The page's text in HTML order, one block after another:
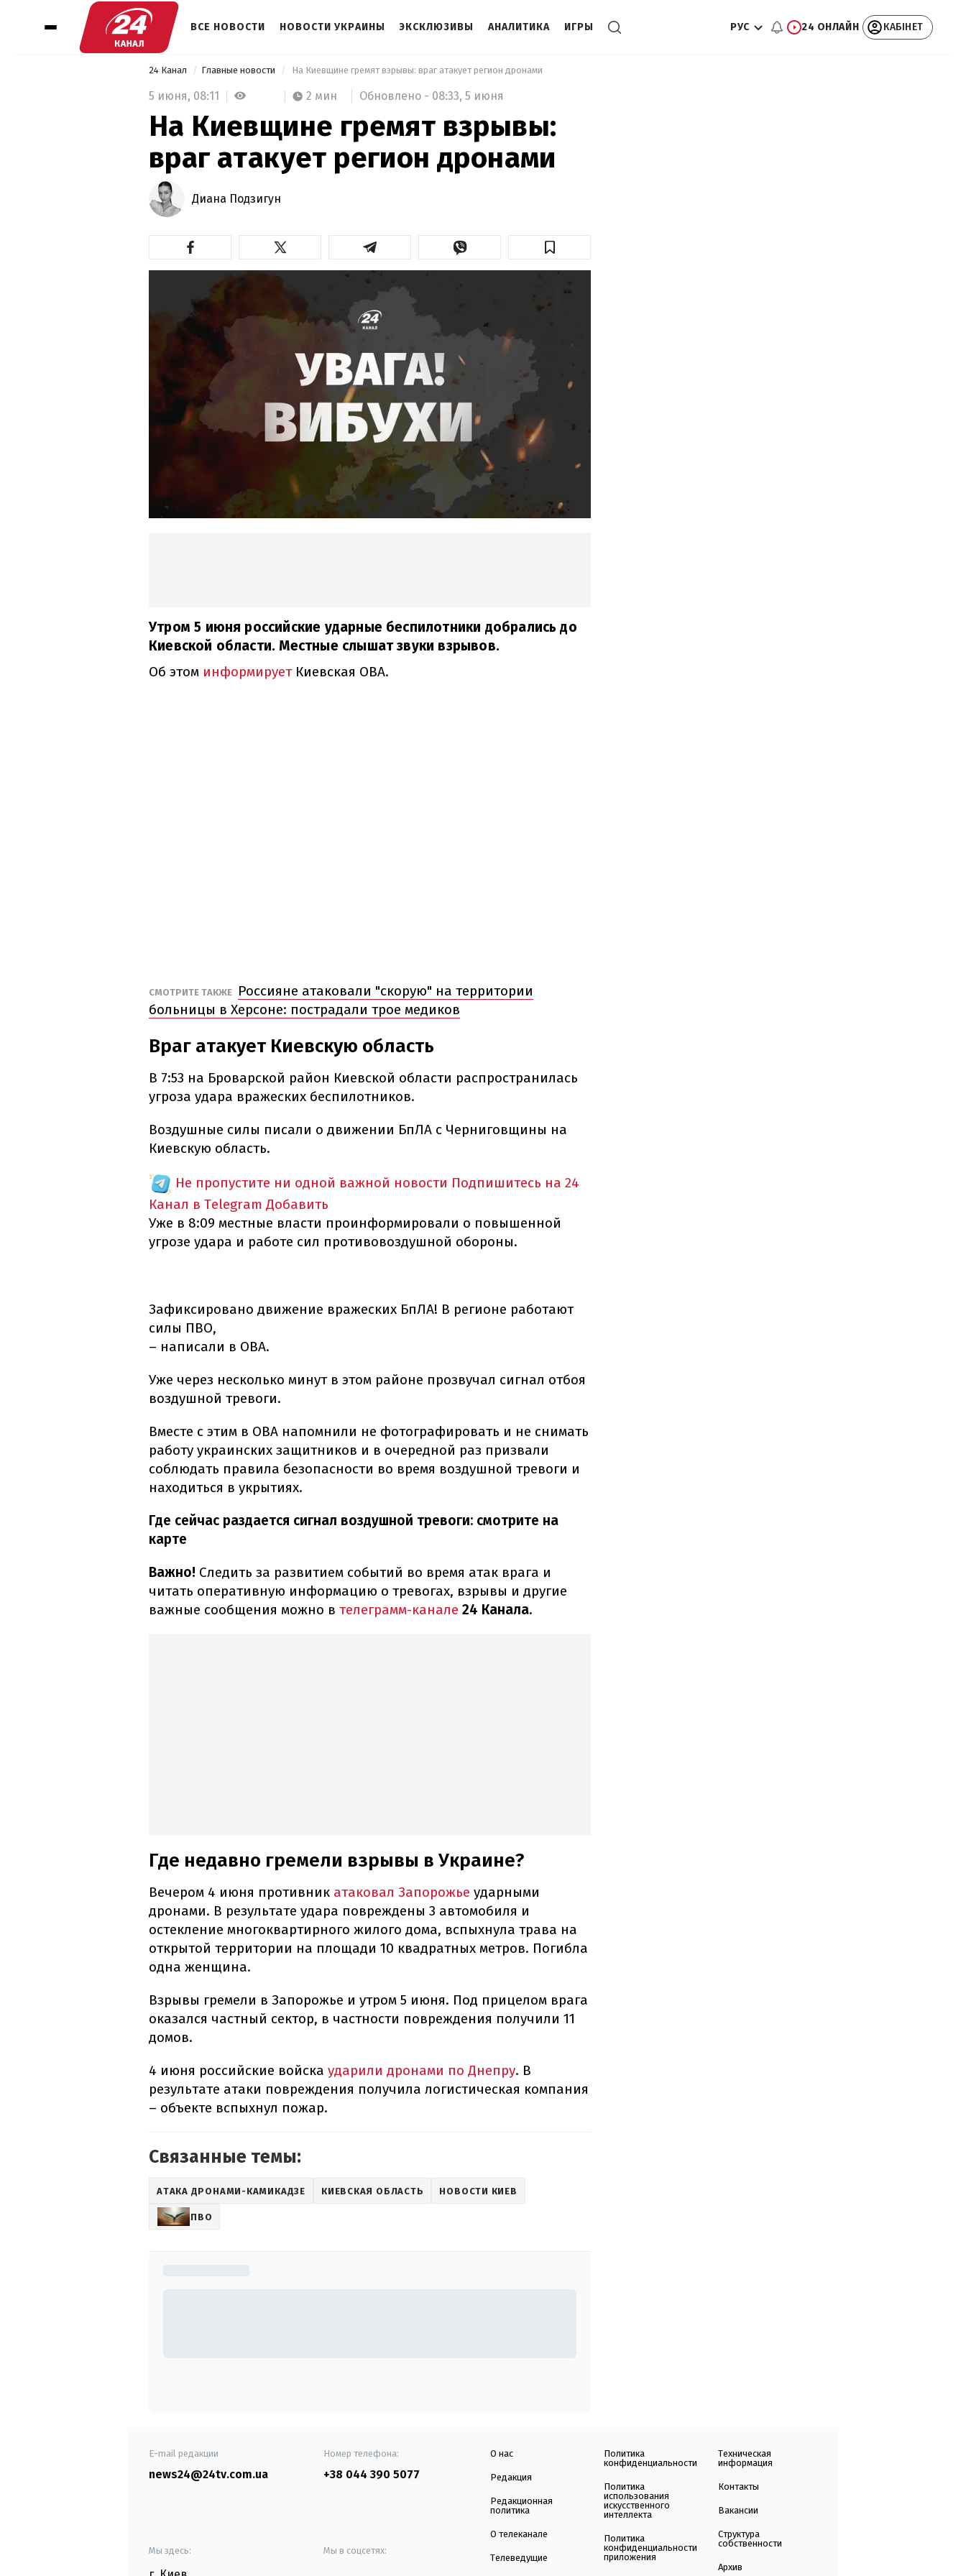
ВСЕ НОВОСТИ НОВОСТИ УКРАИНЫ ЭКСКЛЮЗИВЫ АНАЛИТИКА ИГРЫ РУС 24 ОНЛАЙН КАБІНЕТ
24 Канал Главные новости На Киевщине гремят взрывы: враг атакует регион дронами
5 июня, 08:11 2 мин Обновлено - 08:33, 5 июня
На Киевщине гремят взрывы:
враг атакует регион дронами
Диана Подзигун
Утром 5 июня российские ударные беспилотники добрались до
Киевской области. Местные слышат звуки взрывов.
Об этом информирует Киевская ОВА.
СМОТРИТЕ ТАКЖЕ
Россияне атаковали "скорую" на территории
больницы в Херсоне: пострадали трое медиков
Враг атакует Киевскую область
В 7:53 на Броварской район Киевской области распространилась
угроза удара вражеских беспилотников.
Воздушные силы писали о движении БпЛА с Черниговщины на
Киевскую область.
Не пропустите ни одной важной новости Подпишитесь на 24
Канал в Telegram Добавить
Уже в 8:09 местные власти проинформировали о повышенной
угрозе удара и работе сил противовоздушной обороны.
Зафиксировано движение вражеских БпЛА! В регионе работают
силы ПВО,
– написали в ОВА.
Уже через несколько минут в этом районе прозвучал сигнал отбоя
воздушной тревоги.
Вместе с этим в ОВА напомнили не фотографировать и не снимать
работу украинских защитников и в очередной раз призвали
соблюдать правила безопасности во время воздушной тревоги и
находиться в укрытиях.
Где сейчас раздается сигнал воздушной тревоги: смотрите на
карте
Важно! Следить за развитием событий во время атак врага и
читать оперативную информацию о тревогах, взрывы и другие
важные сообщения можно в телеграмм-канале 24 Канала.
Где недавно гремели взрывы в Украине?
Вечером 4 июня противник атаковал Запорожье ударными
дронами. В результате удара повреждены 3 автомобиля и
остекление многоквартирного жилого дома, вспыхнула трава на
открытой территории на площади 10 квадратных метров. Погибла
одна женщина.
Взрывы гремели в Запорожье и утром 5 июня. Под прицелом врага
оказался частный сектор, в частности повреждения получили 11
домов.
4 июня российские войска ударили дронами по Днепру. В
результате атаки повреждения получила логистическая компания
– объекте вспыхнул пожар.
Связанные темы:
АТАКА ДРОНАМИ-КАМИКАДЗЕ КИЕВСКАЯ ОБЛАСТЬ НОВОСТИ КИЕВ
ПВО
E-mail редакции
news24@24tv.com.ua
Номер телефона:
+38 044 390 5077
Мы здесь: Мы в соцсетях:
О нас
Редакция
Редакционная
политика
О телеканале
Телеведущие
Политика
конфиденциальности
Политика
использования
искусственного
интеллекта
Политика
конфиденциальности
приложения
Техническая
информация
Контакты
Вакансии
Структура
собственности
Архив